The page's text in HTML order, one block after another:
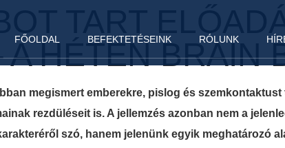
FŐOLDAL BEFEKTETÉSEINK RÓLUNK
TART
A HÉTEN BRAIN
megismert emberekre, pislog és
rezdüléseit is. A jellemzés azonban nem a
szó, hanem jelenünk egyik meghatározó